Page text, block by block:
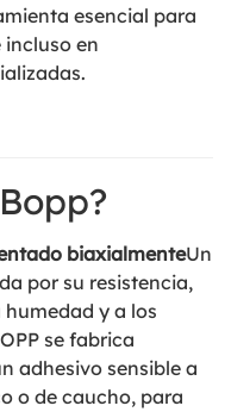
esencial para
en
biaxialmenteUn
por su resistencia,
y a los
se fabrica
adhesivo sensible a
o de caucho, para